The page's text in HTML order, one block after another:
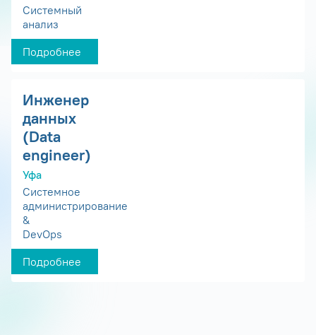
Системный
анализ
Подробнее
Инженер
данных
(Data
engineer)
Уфа
Системное
администрирование
&
DevOps
Подробнее